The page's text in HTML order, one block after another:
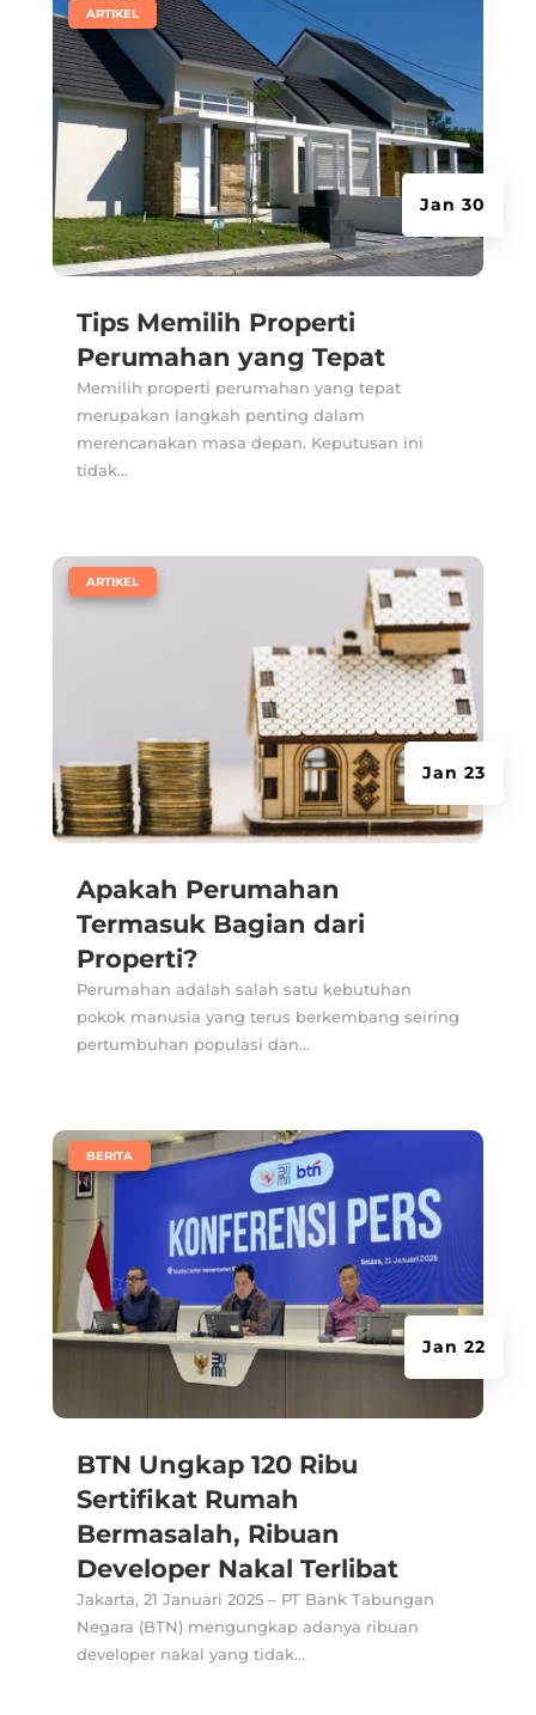
Tips Memilih Properti
Perumahan yang Tepat
Jan 30
ARTIKEL
Memilih properti perumahan yang tepat
merupakan langkah penting dalam
merencanakan masa depan. Keputusan ini
tidak...
Apakah Perumahan
Termasuk Bagian dari
Properti?
Jan 23
ARTIKEL
Perumahan adalah salah satu kebutuhan
pokok manusia yang terus berkembang seiring
pertumbuhan populasi dan...
BTN Ungkap 120 Ribu
Sertifikat Rumah
Bermasalah, Ribuan
Developer Nakal Terlibat
Jan 22
BERITA
Jakarta, 21 Januari 2025 – PT Bank Tabungan
Negara (BTN) mengungkap adanya ribuan
developer nakal yang tidak...